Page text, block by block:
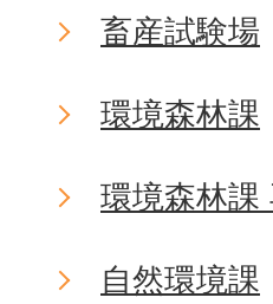
畜産試験場
環境森林課
環境森林課
自然環境課